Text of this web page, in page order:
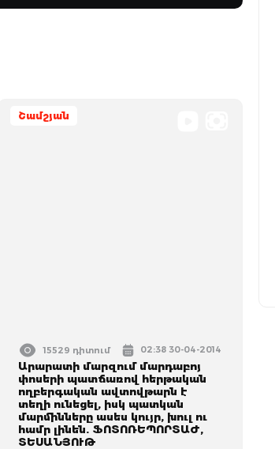
Շամշյան
15529 դիտում 02:38 30-04-2014
Արարատի մարզում մարդաբոյ
փոսերի պատճառով հերթական
ողբերգական ավտովթարն է
տեղի ունեցել, իսկ պատկան
մարմինները ասես կույր, խուլ ու
համր լինեն. ՖՈՏՈՌԵՊՈՐՏԱԺ,
ՏԵՍԱՆՅՈՒԹ